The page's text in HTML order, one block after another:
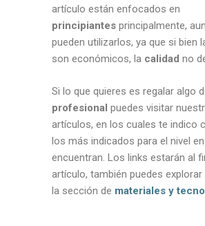
artículo están enfocados en
principiantes principalmente,
pueden utilizarlos, ya que si bien
son económicos, la calidad no
Si lo que quieres es regalar algo
profesional puedes visitar
artículos, en los cuales te indico
los más indicados para el nivel
encuentran. Los links estarán al
artículo, también puedes explorar
la sección de materiales y